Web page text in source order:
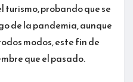
turismo, probando que se
de la pandemia, aunque
modos, este fin de
que el pasado.